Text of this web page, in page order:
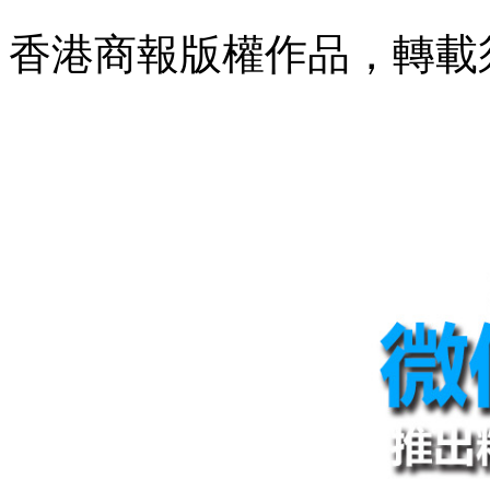
香港商報版權作品，轉